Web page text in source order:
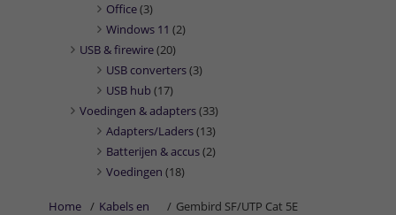
Office(3)
Windows 11 (2)
USB & firewire(20)
USB converters(3)
USB hub (17)
Voedingen & adapters(33)
Adapters/Laders(13)
Batterijen & accus(2)
Voedingen (18)
Home / Kabels en
/ Gembird SF/UTP Cat 5E